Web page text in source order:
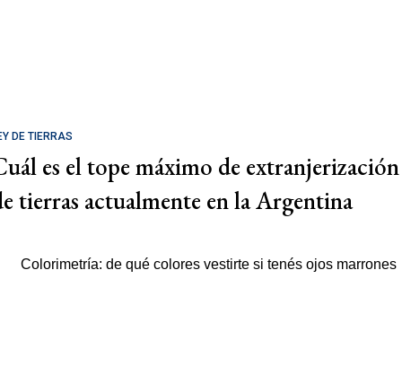
DE TIERRAS
es el tope máximo de extranjerización
tierras actualmente en la Argentina